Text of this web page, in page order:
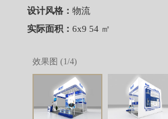
设计风格： 物流
实际面积： 6x9 54 ㎡
效果图 (1/4)